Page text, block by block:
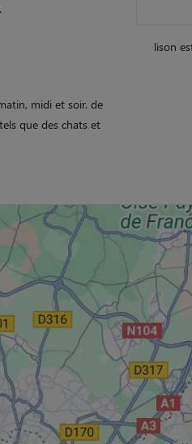
midi et soir. de
que des chats et
lison